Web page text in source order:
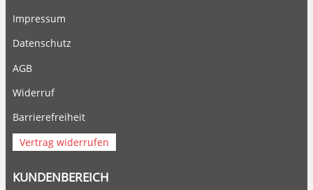
Impressum
Datenschutz
AGB
Widerruf
Barrierefreiheit
Vertrag widerrufen
KUNDENBEREICH